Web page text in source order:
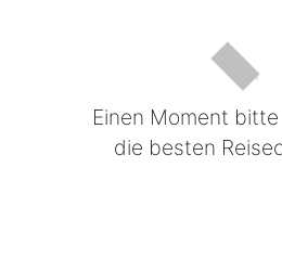
Einen Moment
die besten